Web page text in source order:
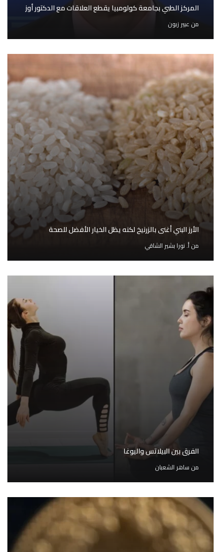
المركز الطبي بجامعة كولومبيا يقطع العلاقات مع الدكتور أوز
من عبير زبون
الأرز البني أغنى بالزرنيخ لكنه يظل الخيار الأفضل للصحة
منأ. نورا بشير الشاقي
الفرق بين البيلاتس واليوغا
من ساهر الشعبان